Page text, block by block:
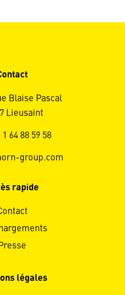
Blaise Pascal
Lieusaint
1 64 88 59 58
group.com
rapide
Presse
légales